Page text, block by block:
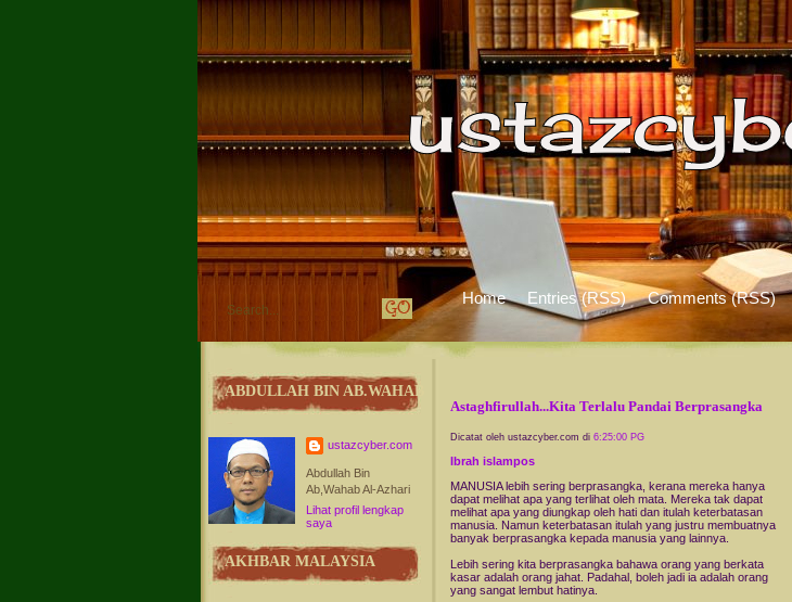
Home Entries (RSS) Comments (RSS)
ABDULLAH BIN AB.WAHAB
ustazcyber.com
Abdullah Bin
Ab,Wahab Al-Azhari
Lihat profil lengkap
saya
AKHBAR MALAYSIA
Astaghfirullah...Kita Terlalu Pandai Berprasangka
Dicatat oleh ustazcyber.com di 6:25:00 PG
Ibrah islampos
MANUSIA lebih sering berprasangka, kerana mereka hanya
dapat melihat apa yang terlihat oleh mata. Mereka tak dapat
melihat apa yang diungkap oleh hati dan itulah keterbatasan
manusia. Namun keterbatasan itulah yang justru membuatnya
banyak berprasangka kepada manusia yang lainnya.
Lebih sering kita berprasangka bahawa orang yang berkata
kasar adalah orang jahat. Padahal, boleh jadi ia adalah orang
yang sangat lembut hatinya.